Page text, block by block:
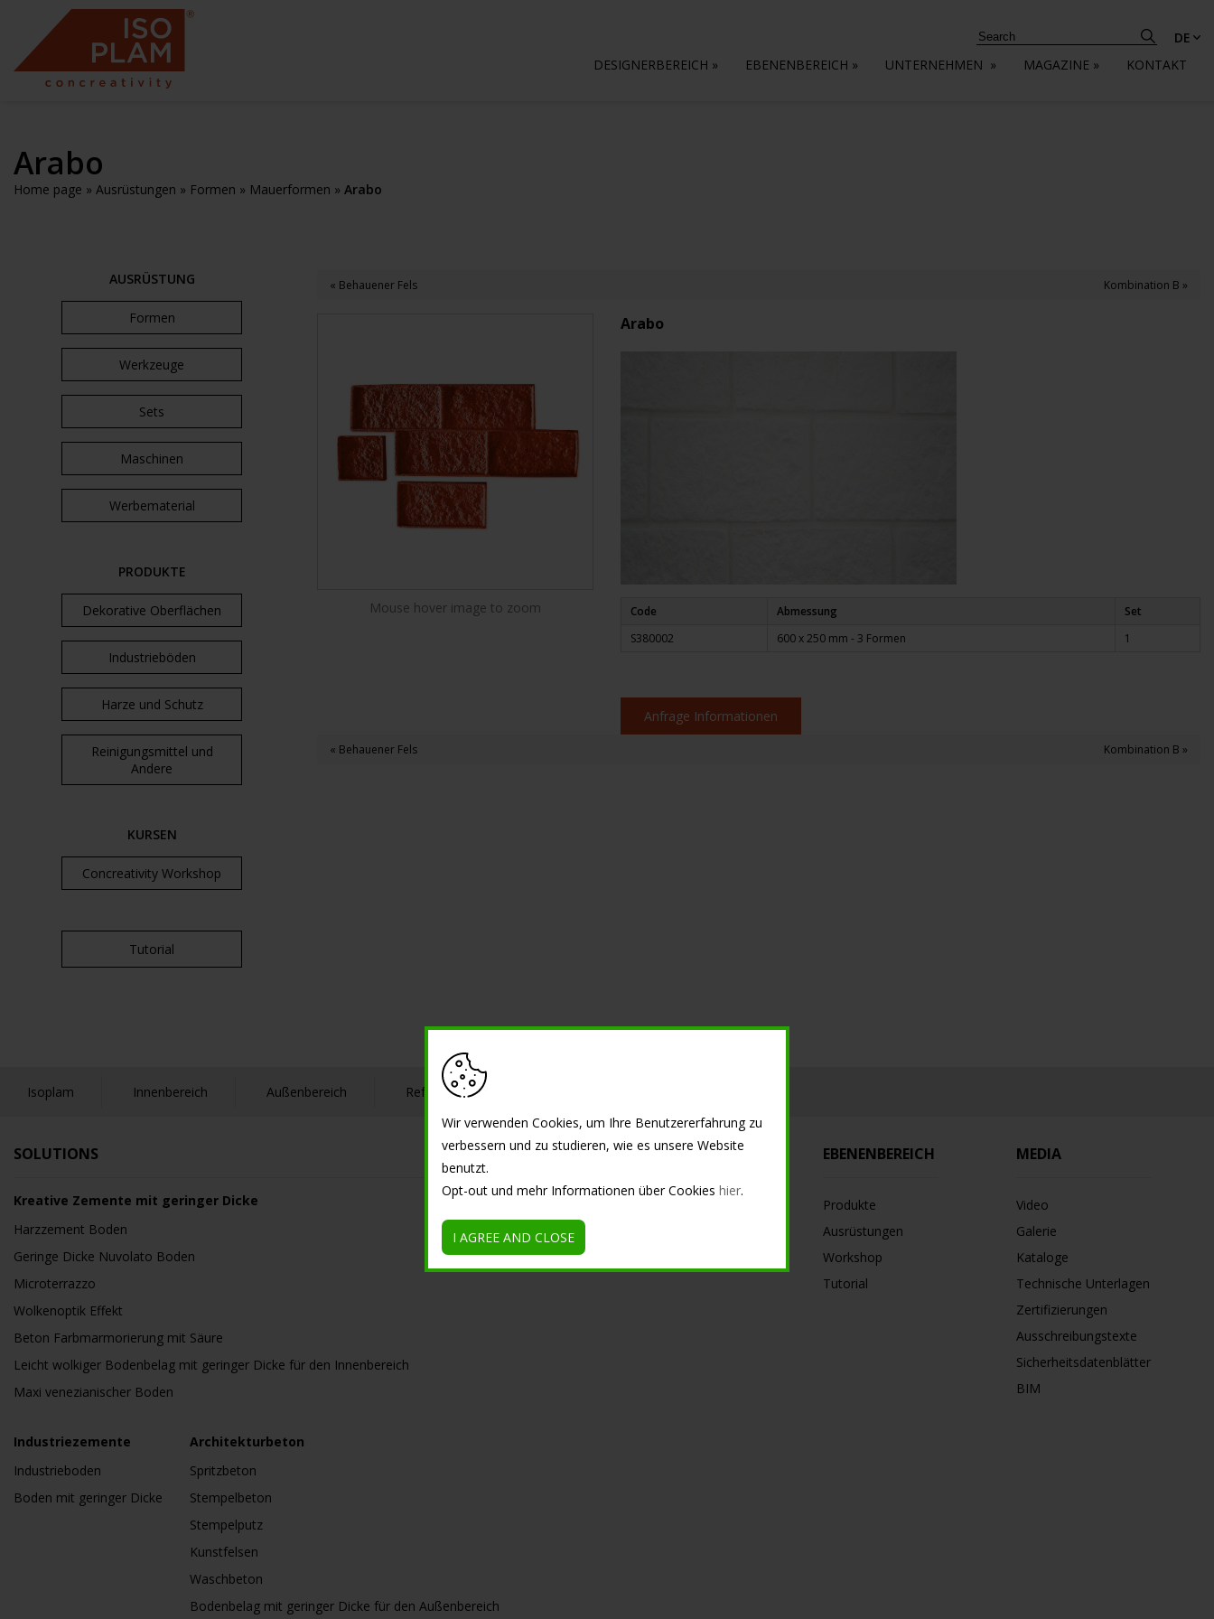
DE
DESIGNERBEREICH » EBENENBEREICH » UNTERNEHMEN » MAGAZINE » KONTAKT
Arabo
Home page » Ausrüstungen » Formen » Mauerformen » Arabo
AUSRÜSTUNG
Formen
Werkzeuge
Sets
Maschinen
Werbematerial
PRODUKTE
Dekorative Oberflächen
Industrieböden
Harze und Schutz
Reinigungsmittel und
Andere
KURSEN
Concreativity Workshop
Tutorial
« Behauener Fels Kombination B »
Mouse hover image to zoom
Arabo
Code Abmessung
Set
S380002
600 x 250 mm - 3 Formen 1
Anfrage Informationen
« Behauener Fels Kombination B »
Isoplam Innenbereich Außenbereich Referenzen
SOLUTIONS
Kreative Zemente mit geringer Dicke
Harzzement Boden
Geringe Dicke Nuvolato Boden
Microterrazzo
Wolkenoptik Effekt
Beton Farbmarmorierung mit Säure
Leicht wolkiger Bodenbelag mit geringer Dicke für den Innenbereich
Maxi venezianischer Boden
Dekorative Oberflächen
Metallwirkung
Corten-Effekt, Zink, Kupfer und Grünspan
Industriezemente
Industrieboden
Boden mit geringer Dicke
Architekturbeton
Spritzbeton
Stempelbeton
Stempelputz
Kunstfelsen
Waschbeton
Bodenbelag mit geringer Dicke für den Außenbereich
EBENENBEREICH
Produkte
Ausrüstungen
Workshop
Tutorial
MEDIA
Video
Galerie
Kataloge
Technische Unterlagen
Zertifizierungen
Ausschreibungstexte
Sicherheitsdatenblätter
BIM
Wir verwenden Cookies, um Ihre Benutzererfahrung zu
verbessern und zu studieren, wie es unsere Website
benutzt.
Opt-out und mehr Informationen über Cookieshier.
I AGREE AND CLOSE